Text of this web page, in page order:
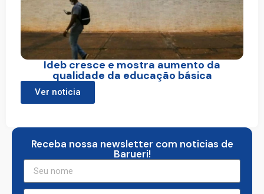
Ideb cresce e mostra aumento da
qualidade da educação básica
Ver noticia
Receba nossa newsletter com noticias de
Barueri!